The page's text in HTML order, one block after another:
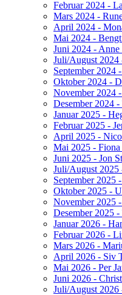
Februar 2024 -
Mars 2024 -
April 2024 -
Mai 2024 -
Juni 2024 -
Juli/August 2024
September 2024
Oktober 2024 -
November 2024
Desember 2024
Januar 2025 -
Februar 2025 -
April 2025 -
Mai 2025 - Fiona
Juni 2025 - Jon
Juli/August 2025
September 2025
Oktober 2025 -
November 2025
Desember 2025
Januar 2026 -
Februar 2026 -
Mars 2026 -
April 2026 - Siv
Mai 2026 - Per
Juni 2026 -
Juli/August 2026